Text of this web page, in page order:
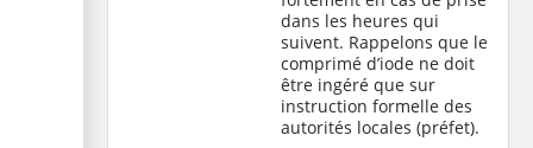
dans les heures qui
suivent. Rappelons que le
comprimé d’iode ne doit
être ingéré que sur
instruction formelle des
autorités locales (préfet).